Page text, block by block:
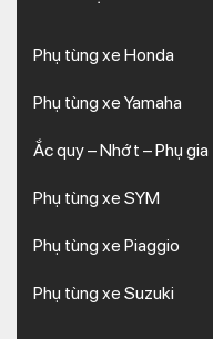
Phụ tùng xe Honda
Phụ tùng xe Yamaha
Ắc quy – Nhớt – Phụ gia
Phụ tùng xe SYM
Phụ tùng xe Piaggio
Phụ tùng xe Suzuki